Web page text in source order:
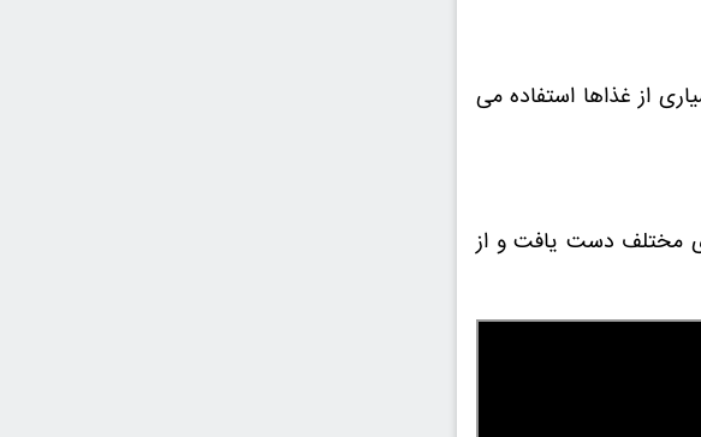
از غذاها استفاده می
مختلف دست یافت و از